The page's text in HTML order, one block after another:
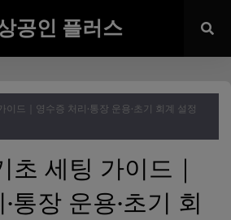
공인 플러스
이드｜영수증 처리·통장 운용·초기 회계 설정
초 세팅 가이드｜
통장 운용·초기 회